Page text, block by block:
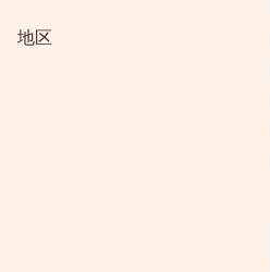
地区